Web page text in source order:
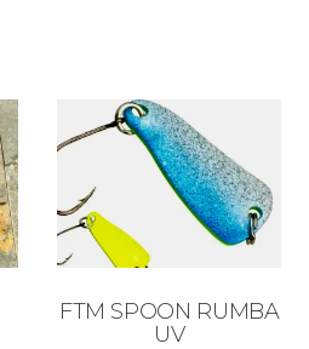
FTM SPOON RUMBA
UV